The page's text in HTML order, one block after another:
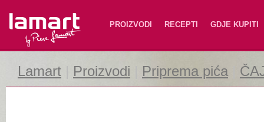
Lamart PROIZVODI RECEPTI GDJE KUPITI
Lamart Proizvodi Priprema pića